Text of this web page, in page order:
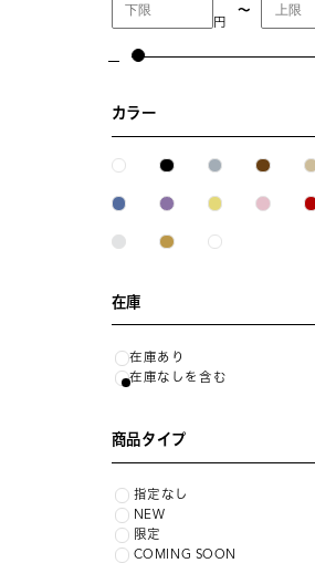
円
〜
カラー
在庫
在庫あり
在庫なしを含む
商品タイプ
指定なし
NEW
限定
COMING SOON